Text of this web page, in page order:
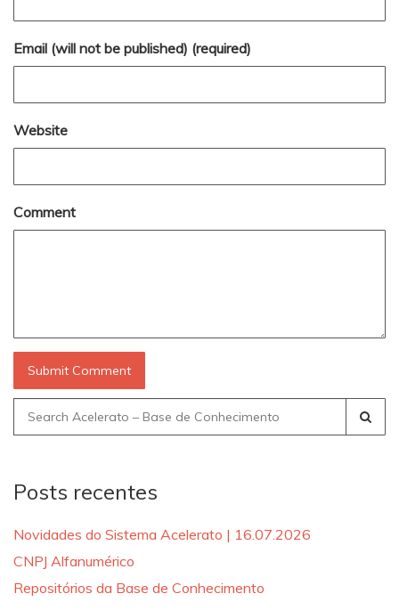
Email (will not be published) (required)
Website
Comment
Search
for:
Posts recentes
Novidades do Sistema Acelerato | 16.07.2026
CNPJ Alfanumérico
Repositórios da Base de Conhecimento